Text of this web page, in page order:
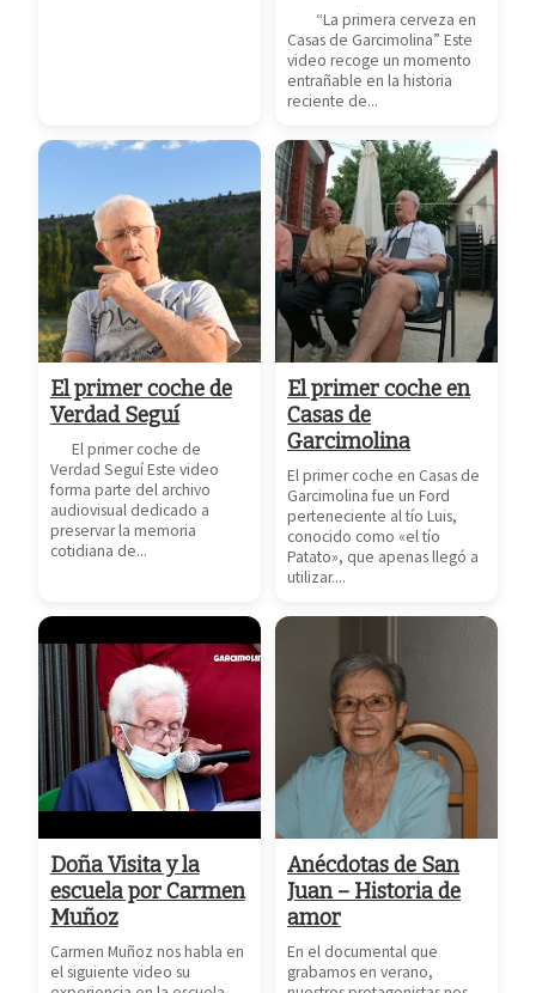
“La primera cerveza en
Casas de Garcimolina” Este
video recoge un momento
entrañable en la historia
reciente de...
El primer coche de
Verdad Seguí
El primer coche de
Verdad Seguí Este video
forma parte del archivo
audiovisual dedicado a
preservar la memoria
cotidiana de...
El primer coche en
Casas de
Garcimolina
El primer coche en Casas de
Garcimolina fue un Ford
perteneciente al tío Luis,
conocido como «el tío
Patato», que apenas llegó a
utilizar....
Doña Visita y la
escuela por Carmen
Muñoz
Carmen Muñoz nos habla en
el siguiente video su
Anécdotas de San
Juan – Historia de
amor
En el documental que
grabamos en verano,